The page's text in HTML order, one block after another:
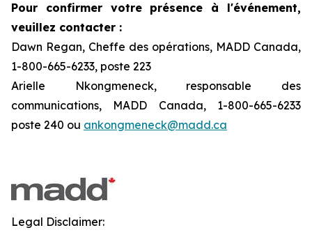
Pour confirmer votre présence à l'événement,
veuillez contacter :
Dawn Regan, Cheffe des opérations, MADD Canada,
1-800-665-6233, poste 223
Arielle Nkongmeneck, responsable des
communications, MADD Canada, 1-800-665-6233
poste 240 ou ankongmeneck@madd.ca
Legal Disclaimer: